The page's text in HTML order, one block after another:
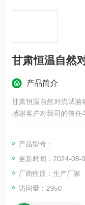
甘肃恒温自然
产品简介
甘肃恒温自然对流试验
感谢客户对我司的信任
们前行的动力，后续售
产品型号：
更新时间：2024-08-
厂商性质：生产厂家
访问量：2950